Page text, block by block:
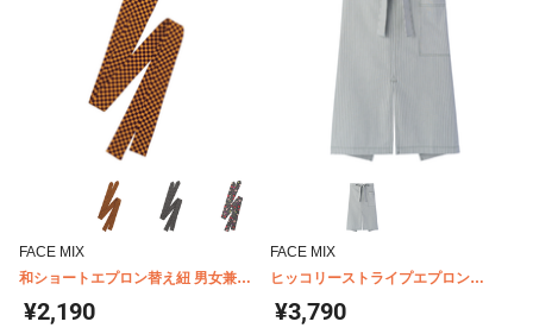
FACE MIX
和ショートエプロン替え紐 男女兼用
FACEMIX FA9321
¥2,190
FACE MIX
ヒッコリーストライプエプロン
FK7062
¥3,790